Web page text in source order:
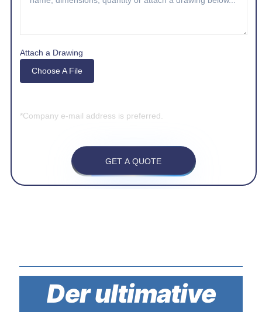
Attach a Drawing
Choose A File
*Company e-mail address is preferred.
GET A QUOTE
Der ultimative